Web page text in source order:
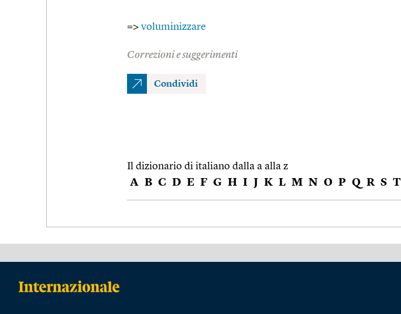
=> voluminizzare
Correzioni e suggerimenti
Condividi
Il dizionario di italiano dalla a alla z
A B C D E F G H I J K L M N O P Q R S T